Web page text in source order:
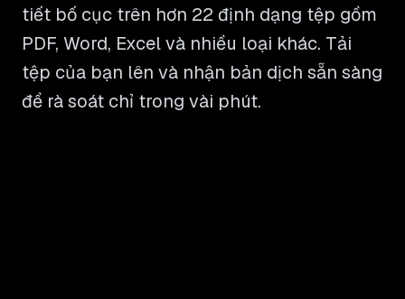
tiết bố cục trên hơn 22 định dạng tệp gồm
PDF, Word, Excel và nhiều loại khác. Tải
tệp của bạn lên và nhận bản dịch sẵn sàng
để rà soát chỉ trong vài phút.